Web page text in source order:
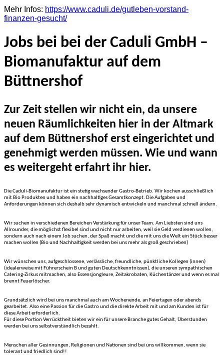
Mehr Infos: https://www.caduli.de/gutleben-vorstand-
finanzen-gesucht/
Jobs bei bei der Caduli GmbH –
Biomanufaktur auf dem
Büttnershof
Zur Zeit stellen wir nicht ein, da unsere
neuen Räumlichkeiten hier in der Altmark
auf dem Büttnershof erst eingerichtet und
genehmigt werden müssen. Wie und wann
es weitergeht erfahrt ihr hier.
Die Caduli-Biomanufaktur ist ein stetig wachsender Gastro-Betrieb. Wir kochen ausschließlich
mit Bio Produkten und haben ein nachhaltiges Gesamtkonzept. Die Aufgaben und
Anforderungen können sich deshalb sehr dynamisch entwickeln und manchmal schnell ändern.
Wir suchen in verschiedenen Bereichen Verstärkung für unser Team. Am Liebsten sind uns
Allrounder, die möglichst flexibel sind und nicht nur arbeiten, weil sie Geld verdienen wollen,
sondern auch nach einem Job suchen, der Spaß macht und die mit uns die Welt ein Stück besser
machen wollen (Bio und Nachhaltigkeit werden bei uns mehr als groß geschrieben)
Wir wünschen uns, aufgeschlossene, verlässliche, freundliche, pünktliche Kollegen (innen)
(idealerweise mit Führerschein B und guten Deutschkenntnissen), die unseren sympathischen
Catering-Zirkus mitmachen, also Essensjongleure, Zeitakrobaten, Küchentänzer und wenn es mal
brennt Feuerlöscher.
Grundsätzlich wird bei uns manchmal auch am Wochenende, an Feiertagen oder abends
gearbeitet. Also eine Passion für die Gastro und die direkte Arbeit mit und am Kunden ist für
diese Arbeit erforderlich.
Für diese Portion Verrücktheit bieten wir ein für unsere Branche gutes Gehalt, Überstunden
werden bei uns selbstverständlich bezahlt.
Menschen aller Gesinnungen, Religionen und Nationen sind bei uns willkommen, wenn sie
tolerant und friedlich sind!!